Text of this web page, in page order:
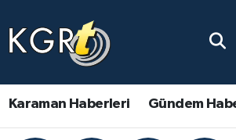
Karaman Haberleri Gündem